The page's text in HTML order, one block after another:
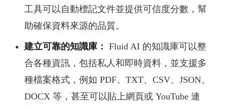
工具可以自動標記文件並提供可信度分數，幫
助確保資料來源的品質。
建立可靠的知識庫： Fluid AI 的知識庫可以整
合各種資訊，包括私人和即時資料，並支援多
種檔案格式，例如 PDF、TXT、CSV、JSON、
DOCX 等，甚至可以貼上網頁或 YouTube 連